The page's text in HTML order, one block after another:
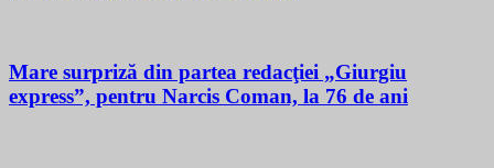
Mare surpriză din partea redacţiei „Giurgiu
express”, pentru Narcis Coman, la 76 de ani